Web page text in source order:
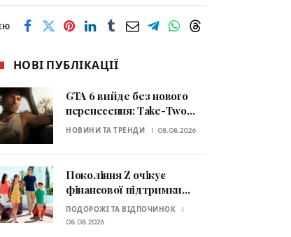
НОВІ ПУБЛІКАЦІЇ
GTA 6 вийде без нового
перенесення: Take-Two
підтвердила дату релізу
НОВИНИ ТА ТРЕНДИ 08.08.2026
Покоління Z очікує
фінансової підтримки
батьків: хто платить за
відпустку
ПОДОРОЖІ ТА ВІДПОЧИНОК
08.08.2026